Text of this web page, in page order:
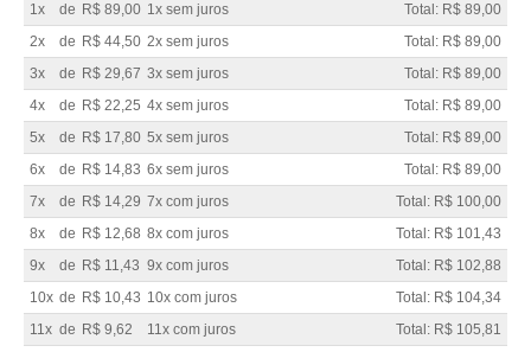
1x de R$ 89,00 1x sem juros
Total: R$ 89,00
2x
de R$ 44,50 2x sem juros
Total: R$ 89,00
3x
de R$ 29,67 3x sem juros
Total: R$ 89,00
4x
de R$ 22,25 4x sem juros
Total: R$ 89,00
5x
de R$ 17,80 5x sem juros
Total: R$ 89,00
6x
de R$ 14,83 6x sem juros
Total: R$ 89,00
7x
de R$ 14,29 7x com juros
Total: R$ 100,00
8x
de R$ 12,68 8x com juros
Total: R$ 101,43
9x
de R$ 11,43 9x com juros
Total: R$ 102,88
10x de R$ 10,43 10x com juros
Total: R$ 104,34
11x de R$ 9,62 11x com juros
Total: R$ 105,81